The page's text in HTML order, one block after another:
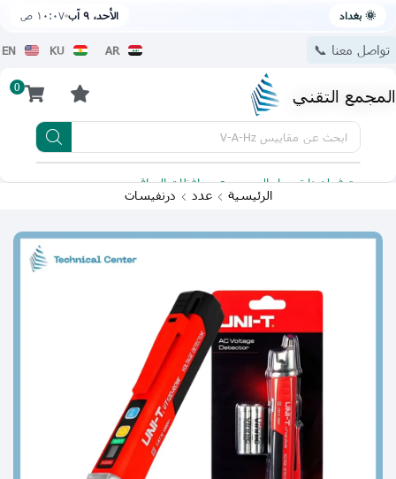
🌞 بغداد الأحد، ٩ آب ١٠:٠٧ ص
تواصل معنا 📞 AR
KU
EN
المجمع التقني 0
ابحث عن مقاييس V-A-Hz
يتوفر لدينا توصيل الى جميع محافظات العراق
الرئيسية عدد درنفيسات